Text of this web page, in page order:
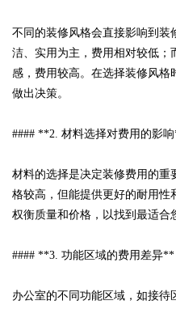
不同的装修风格会直接影响到装
洁、实用为主，费用相对较低；
感，费用较高。在选择装修风格
做出决策。
#### **2. 材料选择对费用的影
材料的选择是决定装修费用的重
格较高，但能提供更好的耐用性
权衡质量和价格，以找到最适合
#### **3. 功能区域的费用差异**
办公室的不同功能区域，如接